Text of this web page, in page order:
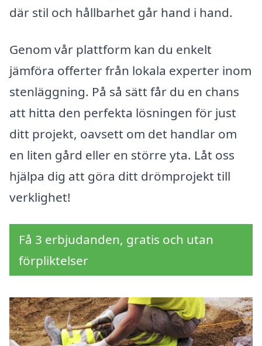
där stil och hållbarhet går hand i hand.
Genom vår plattform kan du enkelt
jämföra offerter från lokala experter inom
stenläggning. På så sätt får du en chans
att hitta den perfekta lösningen för just
ditt projekt, oavsett om det handlar om
en liten gård eller en större yta. Låt oss
hjälpa dig att göra ditt drömprojekt till
verklighet!
Få 3 erbjudanden, gratis och utan
förpliktelser